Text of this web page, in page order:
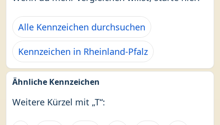
Alle Kennzeichen durchsuchen
Kennzeichen in Rheinland-Pfalz
Ähnliche Kennzeichen
Weitere Kürzel mit „T“: